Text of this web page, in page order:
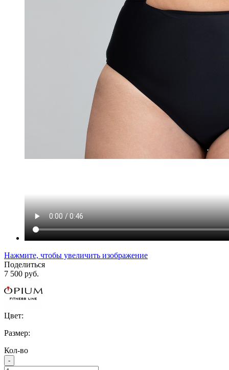
Нажмите, чтобы увеличить изображение
Поделиться
7 500 руб.
Цвет:
Размер:
Кол-во
-